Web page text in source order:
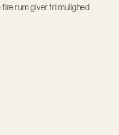
rum giver fri mulighed